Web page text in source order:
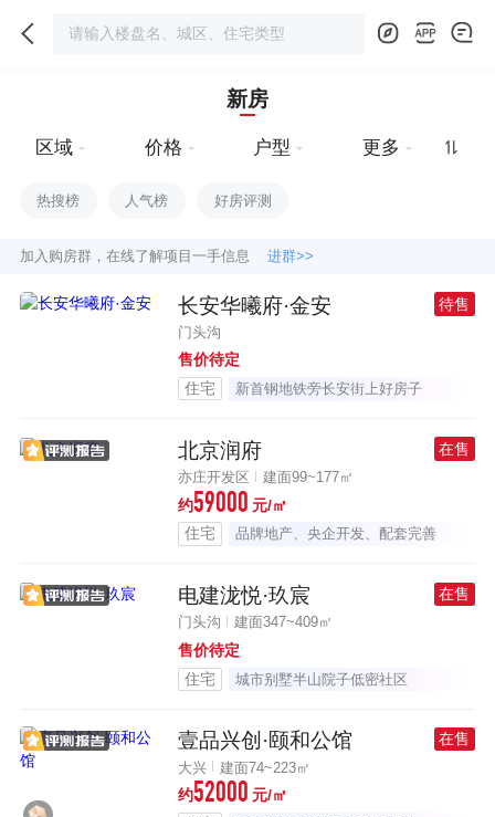
新房
区域 价格 户型 更多
热搜榜 人气榜 好房评测
加入购房群，在线了解项目一手信息 进群>>
长安华曦府·金安 待售
门头沟
售价待定
住宅
新首钢地铁旁长安街上好房子
北京润府 在售
亦庄开发区 建面99~177㎡
约59000 元/㎡
住宅
品牌地产、央企开发、配套完善
电建泷悦·玖宸 在售
门头沟 建面347~409㎡
售价待定
住宅
城市别墅半山院子低密社区
壹品兴创·颐和公馆 在售
大兴 建面74~223㎡
约52000 元/㎡